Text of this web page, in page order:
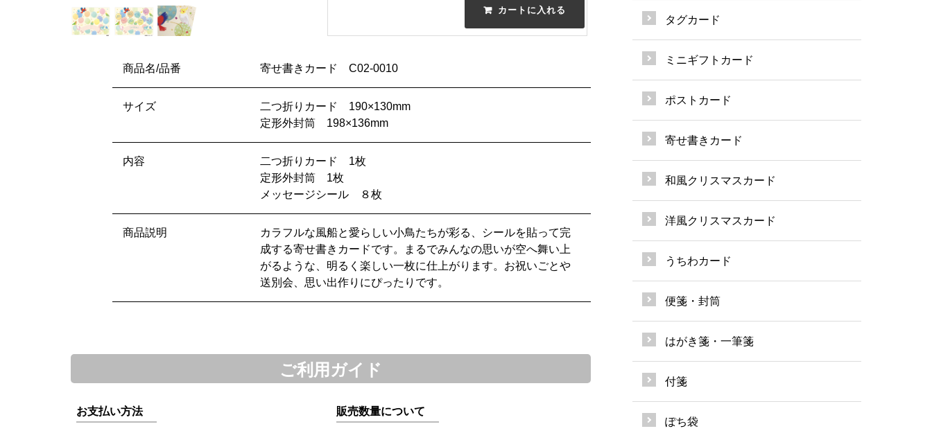
商品名/品番 寄せ書きカード C02-0010
サイズ
二つ折りカード 190×130mm
定形外封筒 198×136mm
内容
二つ折りカード 1枚
定形外封筒 1枚
メッセージシール ８枚
商品説明
カラフルな風船と愛らしい小鳥たちが彩る、シールを貼って完
成する寄せ書きカードです。まるでみんなの思いが空へ舞い上
がるような、明るく楽しい一枚に仕上がります。お祝いごとや
送別会、思い出作りにぴったりです。
ご利用ガイド
お支払い方法 販売数量について
タグカード
ミニギフトカード
ポストカード
寄せ書きカード
和風クリスマスカード
洋風クリスマスカード
うちわカード
便箋・封筒
はがき箋・一筆箋
付箋
ぽち袋